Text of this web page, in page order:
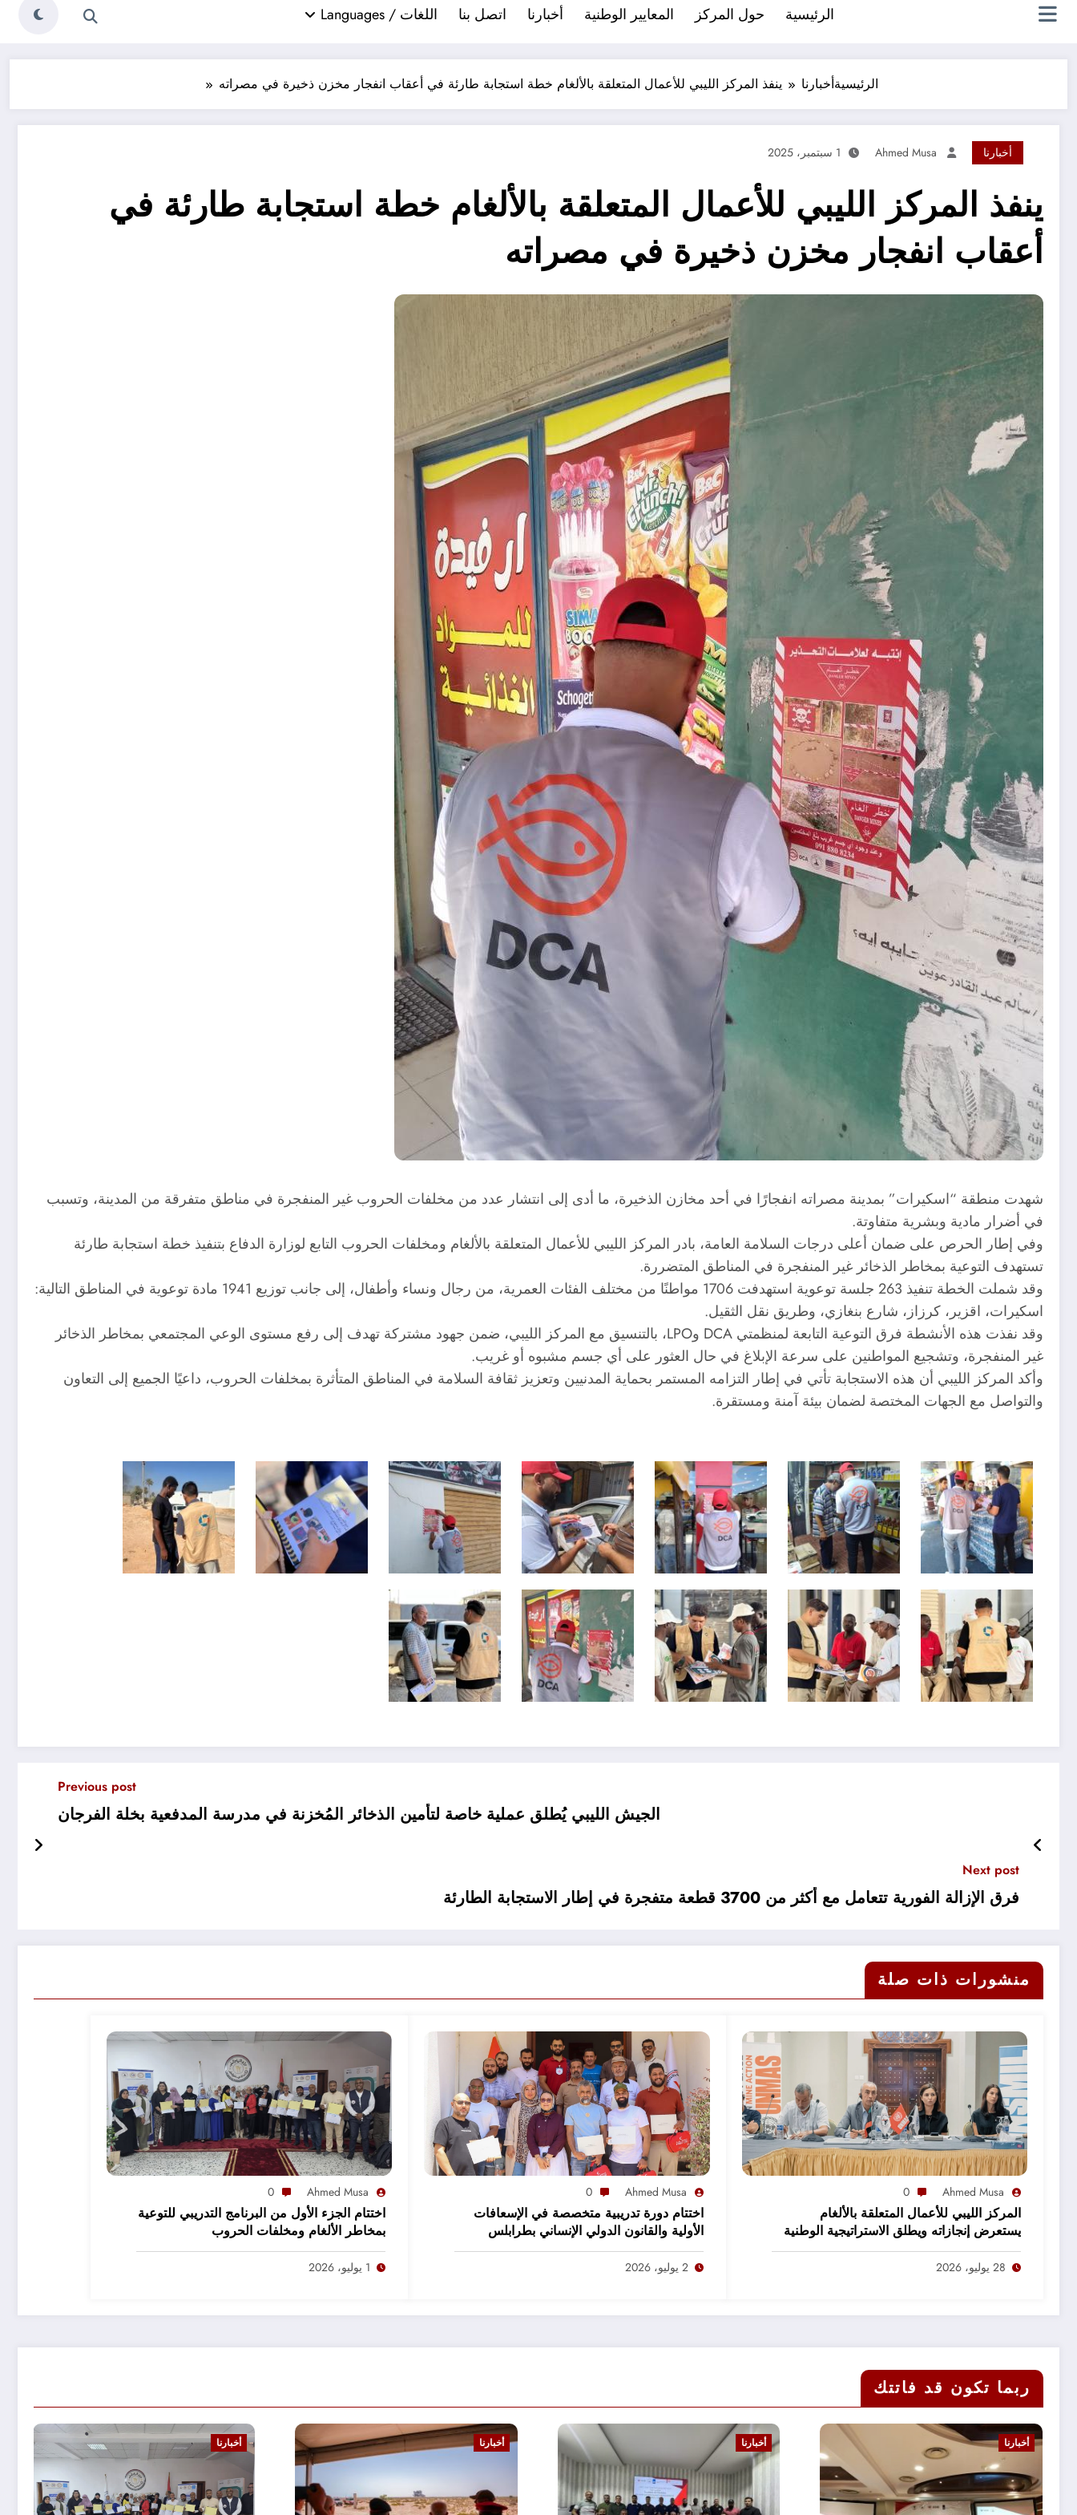
الرئيسية حول المركز المعايير الوطنية أخبارنا اتصل بنا اللغات / Languages
الرئيسيةأخبارنا ينفذ المركز الليبي للأعمال المتعلقة بالألغام خطة استجابة طارئة في أعقاب انفجار مخزن ذخيرة في مصراته
أخبارنا Ahmed Musa 1 سبتمبر، 2025
ينفذ المركز الليبي للأعمال المتعلقة بالألغام خطة استجابة طارئة في
أعقاب انفجار مخزن ذخيرة في مصراته
شهدت منطقة “اسكيرات” بمدينة مصراته انفجارًا في أحد مخازن الذخيرة، ما أدى إلى انتشار عدد من مخلفات الحروب غير المنفجرة في مناطق متفرقة من المدينة، وتسبب
في أضرار مادية وبشرية متفاوتة.
وفي إطار الحرص على ضمان أعلى درجات السلامة العامة، بادر المركز الليبي للأعمال المتعلقة بالألغام ومخلفات الحروب التابع لوزارة الدفاع بتنفيذ خطة استجابة طارئة
تستهدف التوعية بمخاطر الذخائر غير المنفجرة في المناطق المتضررة.
وقد شملت الخطة تنفيذ 263 جلسة توعوية استهدفت 1706 مواطنًا من مختلف الفئات العمرية، من رجال ونساء وأطفال، إلى جانب توزيع 1941 مادة توعوية في المناطق التالية:
اسكيرات، اقزير، كرزاز، شارع بنغازي، وطريق نقل الثقيل.
وقد نفذت هذه الأنشطة فرق التوعية التابعة لمنظمتي DCA وLPO، بالتنسيق مع المركز الليبي، ضمن جهود مشتركة تهدف إلى رفع مستوى الوعي المجتمعي بمخاطر الذخائر
غير المنفجرة، وتشجيع المواطنين على سرعة الإبلاغ في حال العثور على أي جسم مشبوه أو غريب.
وأكد المركز الليبي أن هذه الاستجابة تأتي في إطار التزامه المستمر بحماية المدنيين وتعزيز ثقافة السلامة في المناطق المتأثرة بمخلفات الحروب، داعيًا الجميع إلى التعاون
والتواصل مع الجهات المختصة لضمان بيئة آمنة ومستقرة.
Previous post
الجيش الليبي يُطلق عملية خاصة لتأمين الذخائر المُخزنة في مدرسة المدفعية بخلة الفرجان
Next post
فرق الإزالة الفورية تتعامل مع أكثر من 3700 قطعة متفجرة في إطار الاستجابة الطارئة
منشورات ذات صلة
Ahmed Musa
0
المركز الليبي للأعمال المتعلقة بالألغام
يستعرض إنجازاته ويطلق الاستراتيجية الوطنية
2027–2031
28 يوليو، 2026
Ahmed Musa
0
اختتام دورة تدريبية متخصصة في الإسعافات
الأولية والقانون الدولي الإنساني بطرابلس
2 يوليو، 2026
Ahmed Musa
0
اختتام الجزء الأول من البرنامج التدريبي للتوعية
بمخاطر الألغام ومخلفات الحروب
1 يوليو، 2026
ربما تكون قد فاتتك
أخبارنا أخبارنا أخبارنا أخبارنا